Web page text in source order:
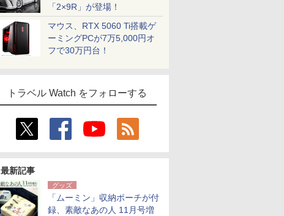
「2×9R」が登場！
マウス、RTX 5060 Ti搭載ゲ
ーミングPCが7万5,000円オ
フで30万円台！
トラベル Watch をフォローする
最新記事
グッズ
「ムーミン」収納ポーチが付
録、素敵なあの人 11月号増